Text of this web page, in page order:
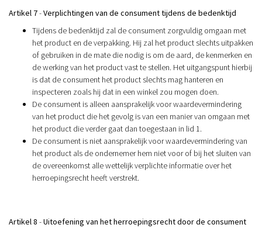
Artikel 7-Verplichtingen van de consument tijdens de bedenktijd
Tijdens de bedenktijd zal de consument zorgvuldig omgaan met
het product en de verpakking. Hij zal het product slechts uitpakken
of gebruiken in de mate die nodig is om de aard, de kenmerken en
de werking van het product vast te stellen. Het uitgangspunt hierbij
is dat de consument het product slechts mag hanteren en
inspecteren zoals hij dat in een winkel zou mogen doen.
De consument is alleen aansprakelijk voor waardevermindering
van het product die het gevolg is van een manier van omgaan met
het product die verder gaat dan toegestaan in lid 1.
De consument is niet aansprakelijk voor waardevermindering van
het product als de ondernemer hem niet voor of bij het sluiten van
de overeenkomst alle wettelijk verplichte informatie over het
herroepingsrecht heeft verstrekt.
Artikel 8 -Uitoefening van het herroepingsrecht door de consument